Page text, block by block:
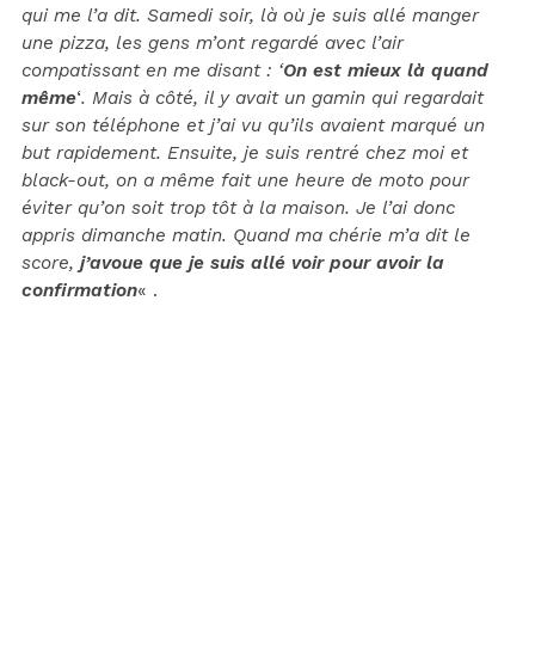
qui me l’a dit. Samedi soir, là où je suis allé manger
une pizza, les gens m’ont regardé avec l’air
compatissant en me disant : ‘On est mieux là quand
même‘. Mais à côté, il y avait un gamin qui regardait
sur son téléphone et j’ai vu qu’ils avaient marqué un
but rapidement. Ensuite, je suis rentré chez moi et
black-out, on a même fait une heure de moto pour
éviter qu’on soit trop tôt à la maison. Je l’ai donc
appris dimanche matin. Quand ma chérie m’a dit le
score, j’avoue que je suis allé voir pour avoir la
confirmation« .